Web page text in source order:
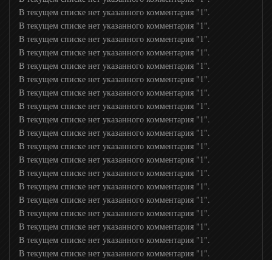
Первый Вегетарианский
Дикая Охота HD
Приключения HD
Дикий
Доктор
Моя Стихия
Бобёр
В текущем списке нет указанного комментария "1".
В текущем списке нет указанного комментария "1".
В текущем списке нет указанного комментария "1".
В текущем списке нет указанного комментария "1".
В текущем списке нет указанного комментария "1".
В текущем списке нет указанного комментария "1".
В текущем списке нет указанного комментария "1".
В текущем списке нет указанного комментария "1".
В текущем списке нет указанного комментария "1".
В текущем списке нет указанного комментария "1".
В текущем списке нет указанного комментария "1".
В текущем списке нет указанного комментария "1".
В текущем списке нет указанного комментария "1".
В текущем списке нет указанного комментария "1".
В текущем списке нет указанного комментария "1".
В текущем списке нет указанного комментария "1".
В текущем списке нет указанного комментария "1".
В текущем списке нет указанного комментария "1".
В текущем списке нет указанного комментария "1".